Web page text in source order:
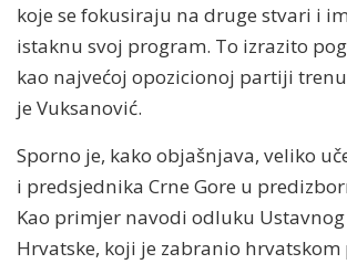
koje se fokusiraju na druge stvari i
istaknu svoj program. To izrazito
kao najvećoj opozicionoj partiji
je Vuksanović.
Sporno je, kako objašnjava, veliko
i predsjednika Crne Gore u
Kao primjer navodi odluku
Hrvatske, koji je zabranio